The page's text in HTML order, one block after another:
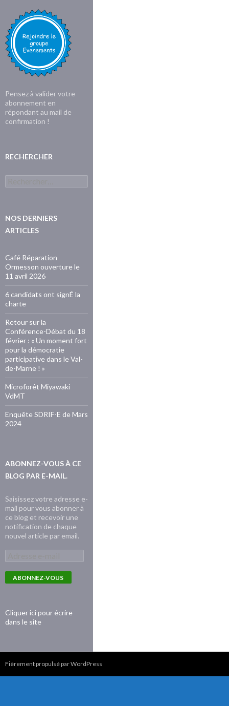
Pensez à valider votre
abonnement en
répondant au mail de
confirmation !
RECHERCHER
NOS DERNIERS
ARTICLES
Café Réparation
Ormesson ouverture le
11 avril 2026
6 candidats ont signÉ la
charte
Retour sur la
Conférence-Débat du 18
février : « Un moment fort
pour la démocratie
participative dans le Val-
de-Marne ! »
Microforêt Miyawaki
VdMT
Enquête SDRIF-E de Mars
2024
ABONNEZ-VOUS À CE
BLOG PAR E-MAIL.
Saisissez votre adresse e-
mail pour vous abonner à
ce blog et recevoir une
notification de chaque
nouvel article par email.
e-
mail
ABONNEZ-VOUS
Cliquer ici pour écrire
dans le site
Fièrement propulsé par WordPress